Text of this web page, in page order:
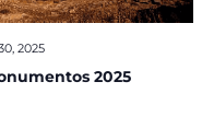
2025
2025